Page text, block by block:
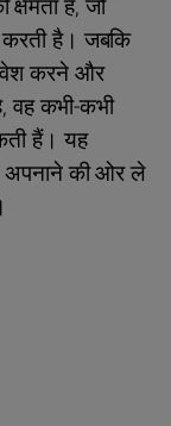
है, जो
करती है। जबकि
करने और
वह कभी-कभी
हैं। यह
अपनाने की ओर ले